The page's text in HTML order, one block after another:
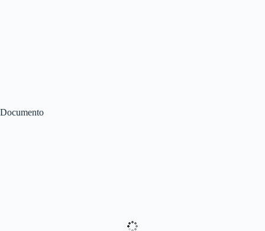
Documento